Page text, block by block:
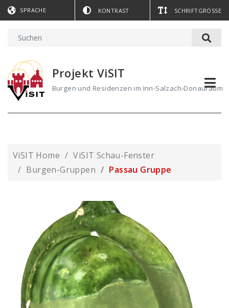
SPRACHE KONTRAST SCHRIFTGRÖSSE
Projekt ViSIT
Burgen und Residenzen im Inn-Salzach-Donauraum
ViSIT Home
ViSIT Schau-Fenster
Burgen-Gruppen
Passau Gruppe